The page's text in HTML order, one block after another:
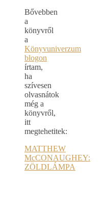
Bővebben
a
könyvről
a
Könyvuniverzum
blogon
írtam,
ha
szívesen
olvasnátok
még a
könyvről,
itt
megtehetitek:
MATTHEW
McCONAUGHEY:
ZÖLDLÁMPA